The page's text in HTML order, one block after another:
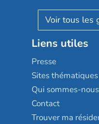
Reseda
Stella
Les villages d'or
Sérénys
Résidences
Résidalya
Groupe aplus
AGE D'OR
Liens utiles
Presse
Sites thématiques
Qui sommes-
Contact
Trouver ma